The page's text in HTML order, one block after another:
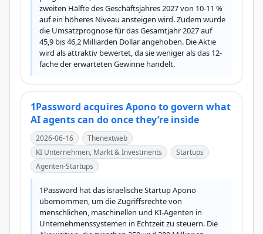
zweiten Hälfte des Geschäftsjahres 2027 von 10-11 %
auf ein höheres Niveau ansteigen wird. Zudem wurde
die Umsatzprognose für das Gesamtjahr 2027 auf
45,9 bis 46,2 Milliarden Dollar angehoben. Die Aktie
wird als attraktiv bewertet, da sie weniger als das 12-
fache der erwarteten Gewinne handelt.
1Password acquires Apono to govern what
AI agents can do once they’re inside
2026-06-16
Thenextweb
KI Unternehmen, Markt & Investments
Startups
Agenten-Startups
1Password hat das israelische Startup Apono
übernommen, um die Zugriffsrechte von
menschlichen, maschinellen und KI-Agenten in
Unternehmenssystemen in Echtzeit zu steuern. Die